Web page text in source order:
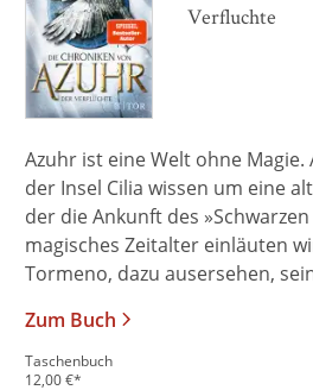
Verfluchte
Azuhr ist eine Welt ohne
der Insel Cilia wissen um eine
der die Ankunft des
magisches Zeitalter einläuten
Tormeno, dazu ausersehen,
Zum Buch
Taschenbuch
12,00€*